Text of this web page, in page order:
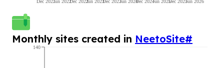
Dec 2021Jun 2022Dec 2022Jun 2023Dec 2023Jun 2024Dec 2024Jun 2025Dec 2025Jun 2026
Monthly sites created in NeetoSite#
140